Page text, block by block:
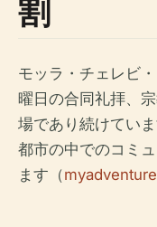
割
モッラ・チェレビ
曜日の合同礼拝、
場であり続けてい
都市の中でのコミ
ます（